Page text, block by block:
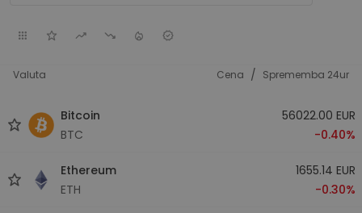
Valuta Cena / Sprememba 24ur
Bitcoin
BTC
56022.00 EUR
-0.40%
Ethereum
ETH
1655.14 EUR
-0.30%